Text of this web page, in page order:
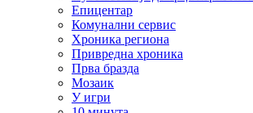
Епицентар
Комунални сервис
Хроника региона
Привредна хроника
Прва бразда
Мозаик
У игри